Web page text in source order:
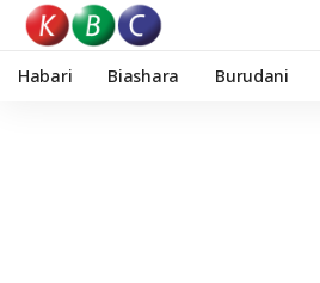
Habari Biashara Burudani